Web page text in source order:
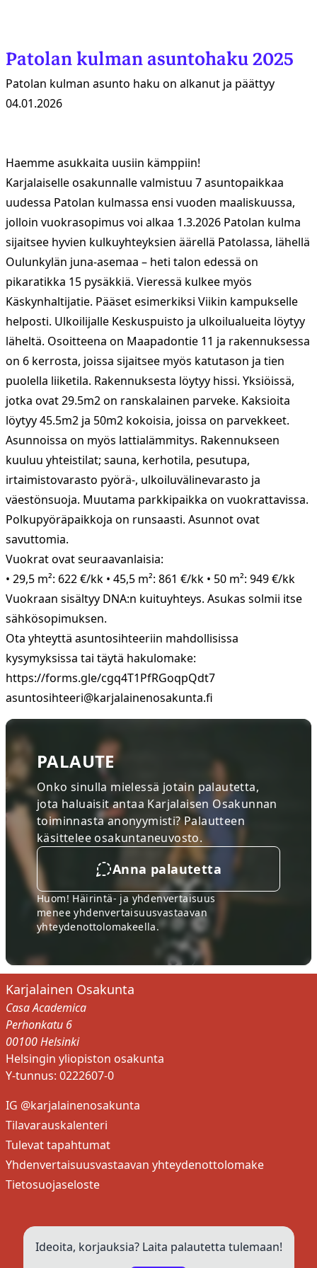
Patolan kulman asuntohaku 2025
Patolan kulman asunto haku on alkanut ja päättyy
04.01.2026
Haemme asukkaita uusiin kämppiin!
Karjalaiselle osakunnalle valmistuu 7 asuntopaikkaa
uudessa Patolan kulmassa ensi vuoden maaliskuussa,
jolloin vuokrasopimus voi alkaa 1.3.2026 Patolan kulma
sijaitsee hyvien kulkuyhteyksien äärellä Patolassa, lähellä
Oulunkylän juna-asemaa – heti talon edessä on
pikaratikka 15 pysäkkiä. Vieressä kulkee myös
Käskynhaltijatie. Pääset esimerkiksi Viikin kampukselle
helposti. Ulkoilijalle Keskuspuisto ja ulkoilualueita löytyy
läheltä. Osoitteena on Maapadontie 11 ja rakennuksessa
on 6 kerrosta, joissa sijaitsee myös katutason ja tien
puolella liiketila. Rakennuksesta löytyy hissi. Yksiöissä,
jotka ovat 29.5m2 on ranskalainen parveke. Kaksioita
löytyy 45.5m2 ja 50m2 kokoisia, joissa on parvekkeet.
Asunnoissa on myös lattialämmitys. Rakennukseen
kuuluu yhteistilat; sauna, kerhotila, pesutupa,
irtaimistovarasto pyörä-, ulkoiluvälinevarasto ja
väestönsuoja. Muutama parkkipaikka on vuokrattavissa.
Polkupyöräpaikkoja on runsaasti. Asunnot ovat
savuttomia.
Vuokrat ovat seuraavanlaisia:
• 29,5 m²: 622 €/kk • 45,5 m²: 861 €/kk • 50 m²: 949 €/kk
Vuokraan sisältyy DNA:n kuituyhteys. Asukas solmii itse
sähkösopimuksen.
Ota yhteyttä asuntosihteeriin mahdollisissa
kysymyksissa tai täytä hakulomake:
https://forms.gle/cgq4T1PfRGoqpQdt7
asuntosihteeri@karjalainenosakunta.fi
PALAUTE
Onko sinulla mielessä jotain palautetta,
jota haluaisit antaa Karjalaisen Osakunnan
toiminnasta anonyymisti? Palautteen
käsittelee osakuntaneuvosto.
Anna palautetta
Huom! Häirintä- ja yhdenvertaisuus
meneeyhdenvertaisuusvastaavan
yhteydenottolomakeella.
Karjalainen Osakunta
Casa Academica
Perhonkatu 6
00100 Helsinki
Helsingin yliopiston osakunta
Y-tunnus: 0222607-0
IG @karjalainenosakunta
Tilavarauskalenteri
Tulevat tapahtumat
Yhdenvertaisuusvastaavan yhteydenottolomake
Tietosuojaseloste
Ideoita, korjauksia? Laita palautetta tulemaan!